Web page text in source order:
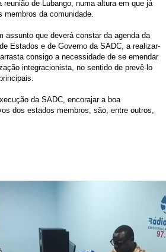
de Lubango, numa altura em que já
da comunidade.
assunto que deverá constar da agenda da
Estados e de Governo da SADC, a realizar-
consigo a necessidade de se emendar
integracionista, no sentido de prevê-lo
da SADC, encorajar a boa
dos estados membros, são, entre outros,